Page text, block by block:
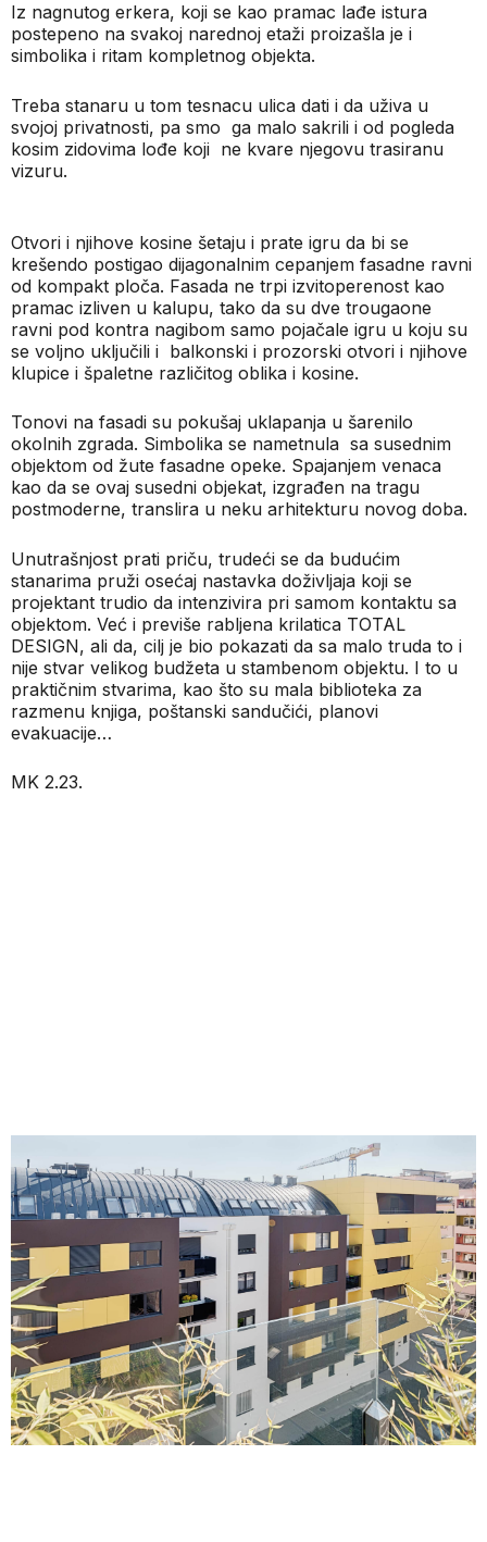
Iz nagnutog erkera, koji se kao pramac lađe istura
postepeno na svakoj narednoj etaži proizašla je i
simbolika i ritam kompletnog objekta.
Treba stanaru u tom tesnacu ulica dati i da uživa u
svojoj privatnosti, pa smo ga malo sakrili i od pogleda
kosim zidovima lođe koji ne kvare njegovu trasiranu
vizuru.
Otvori i njihove kosine šetaju i prate igru da bi se
krešendo postigao dijagonalnim cepanjem fasadne ravni
od kompakt ploča. Fasada ne trpi izvitoperenost kao
pramac izliven u kalupu, tako da su dve trougaone
ravni pod kontra nagibom samo pojačale igru u koju su
se voljno uključili i balkonski i prozorski otvori i njihove
klupice i špaletne različitog oblika i kosine.
Tonovi na fasadi su pokušaj uklapanja u šarenilo
okolnih zgrada. Simbolika se nametnula sa susednim
objektom od žute fasadne opeke. Spajanjem venaca
kao da se ovaj susedni objekat, izgrađen na tragu
postmoderne, translira u neku arhitekturu novog doba.
Unutrašnjost prati priču, trudeći se da budućim
stanarima pruži osećaj nastavka doživljaja koji se
projektant trudio da intenzivira pri samom kontaktu sa
objektom. Već i previše rabljena krilatica TOTAL
DESIGN, ali da, cilj je bio pokazati da sa malo truda to i
nije stvar velikog budžeta u stambenom objektu. I to u
praktičnim stvarima, kao što su mala biblioteka za
razmenu knjiga, poštanski sandučići, planovi
evakuacije…
MK 2.23.